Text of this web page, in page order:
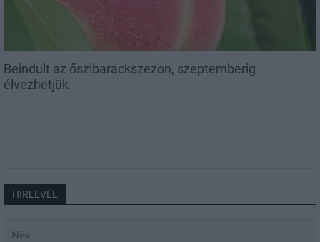
Beindult az őszibarackszezon, szeptemberig
élvezhetjük
HÍRLEVÉL
Név